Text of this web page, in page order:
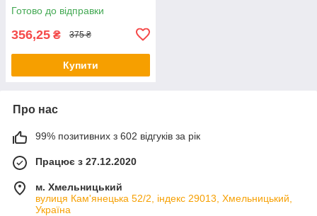
Готово до відправки
356,25 ₴ 375 ₴
Купити
Про нас
99% позитивних з 602 відгуків за рік
Працює з 27.12.2020
м. Хмельницький
вулиця Кам'янецька 52/2, індекс 29013, Хмельницький,
Україна